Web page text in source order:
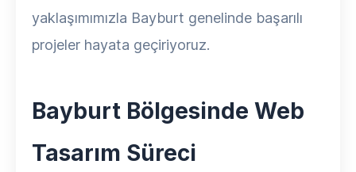
yaklaşımımızla Bayburt genelinde başarılı
projeler hayata geçiriyoruz.
Bayburt Bölgesinde Web
Tasarım Süreci